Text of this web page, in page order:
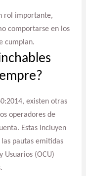
rol importante,
comportarse en los
cumplan.
existen otras
operadores de
Estas incluyen
pautas emitidas
Usuarios (OCU)